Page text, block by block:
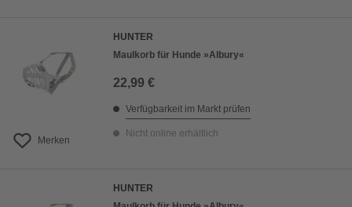
Merken
HUNTER
Maulkorb für Hunde »Albury«
22,99 €
Verfügbarkeit im Markt prüfen
Nicht online erhältlich
HUNTER